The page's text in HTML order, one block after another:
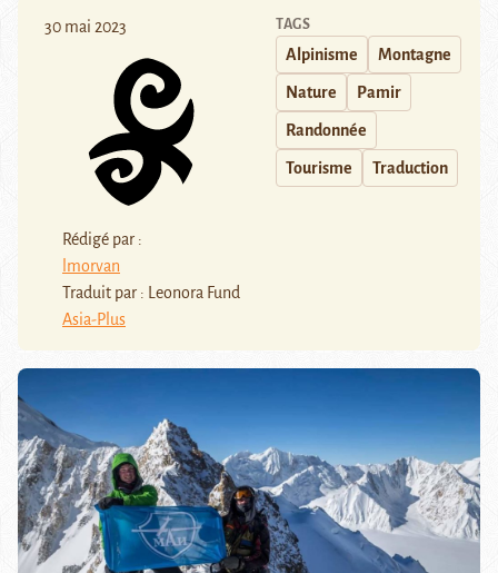
30 mai 2023
Rédigé par :
lmorvan
Traduit par : Leonora Fund
Asia-Plus
TAGS
Alpinisme Montagne
Nature Pamir
Randonnée
Tourisme Traduction